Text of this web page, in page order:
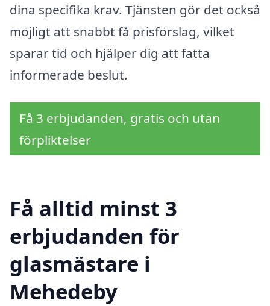
dina specifika krav. Tjänsten gör det också
möjligt att snabbt få prisförslag, vilket
sparar tid och hjälper dig att fatta
informerade beslut.
Få 3 erbjudanden, gratis och utan
förpliktelser
Få alltid minst 3
erbjudanden för
glasmästare i
Mehedeby